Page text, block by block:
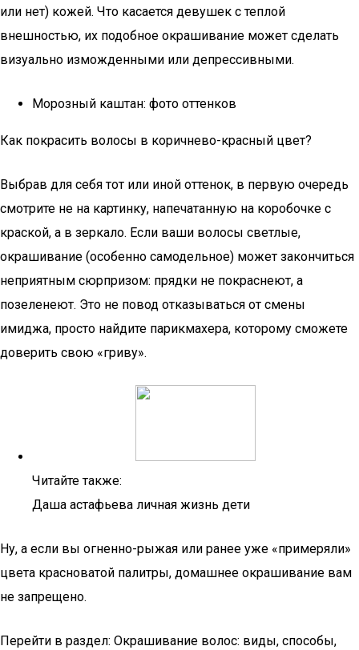
или нет) кожей. Что касается девушек с теплой
внешностью, их подобное окрашивание может сделать
визуально изможденными или депрессивными.
Морозный каштан: фото оттенков
Как покрасить волосы в коричнево-красный цвет?
Выбрав для себя тот или иной оттенок, в первую очередь
смотрите не на картинку, напечатанную на коробочке с
краской, а в зеркало. Если ваши волосы светлые,
окрашивание (особенно самодельное) может закончиться
неприятным сюрпризом: прядки не покраснеют, а
позеленеют. Это не повод отказываться от смены
имиджа, просто найдите парикмахера, которому сможете
доверить свою «гриву».
Читайте также:
Даша астафьева личная жизнь дети
Ну, а если вы огненно-рыжая или ранее уже «примеряли»
цвета красноватой палитры, домашнее окрашивание вам
не запрещено.
Перейти в раздел: Окрашивание волос: виды, способы,